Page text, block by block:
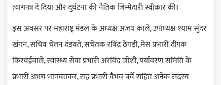
त्यागपत्र दे दिया और दुर्घटना की नैतिक जिम्मेदारी स्वीकार की।
इस अवसर पर महाराष्ट्र मंडल के अध्यक्ष अजय काले,उपाध्यक्ष श्याम सुंदर
खंगन,सचिव चेतन दंडवते,सचेतक रविंद्र ठेंगड़ी,मेस प्रभारी दीपक
किरवईवाले,स्वास्थ्य सेवा प्रभारी अरविंद जोशी,पर्यावरण समिति के
प्रभारी अभय भागवतकर,सह प्रभारी वैभव बर्वे सहित अनेक सदस्य